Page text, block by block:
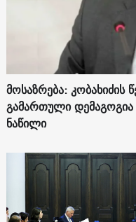
მოსაზრება:
გამართული დემაგოგია
ნაწილი